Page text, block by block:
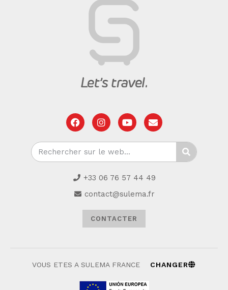
+33 06 76 57 44 49
contact@sulema.fr
CONTACTER
VOUS ETES A SULEMA FRANCE CHANGER